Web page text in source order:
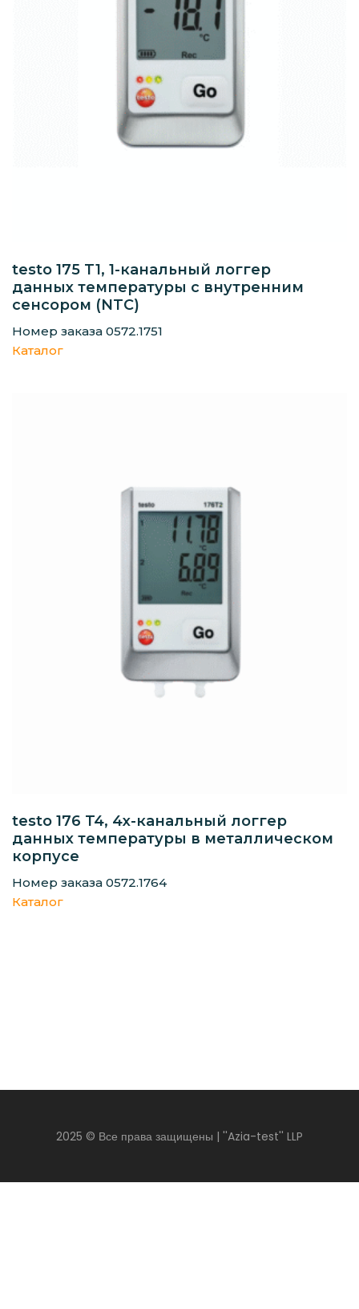
testo 175 T1, 1-канальный логгер
данных температуры с внутренним
сенсором (NTC)
Номер заказа 0572.1751
Каталог
testo 176 T4, 4х-канальный логгер
данных температуры в металлическом
корпусе
Номер заказа 0572.1764
Каталог